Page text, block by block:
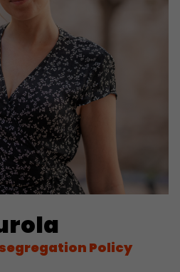
Policy